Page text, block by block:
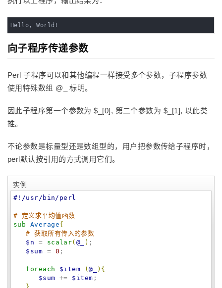
Hello, World!
向子程序传递参数
Perl 子程序可以和其他编程一样接受多个参数，子程序参数
使用特殊数组 @_ 标明。
因此子程序第一个参数为 $_[0], 第二个参数为 $_[1], 以此类
推。
不论参数是标量型还是数组型的，用户把参数传给子程序时，
perl默认按引用的方式调用它们。
实例
#!/usr/bin/perl
# 定义求平均值函数
sub
Average{
# 获取所有传入的参数
$n = scalar( @_ ) ;
$sum = 0 ;
foreach $item (@_ ) {
$sum += $item ;